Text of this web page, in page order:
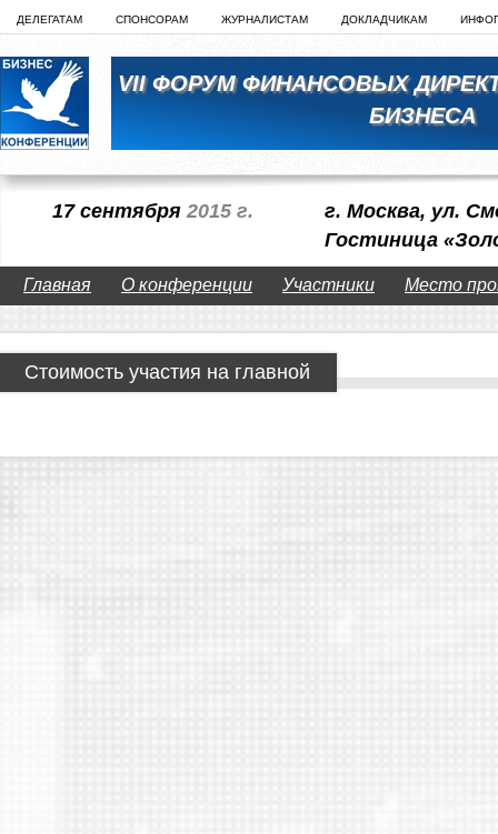
ДЕЛЕГАТАМ СПОНСОРАМ ЖУРНАЛИСТАМ ДОКЛАДЧИКАМ
VII ФОРУМ ФИНАНСОВЫХ
БИЗНЕСА
17 сентября 2015 г.
г. Москва, ул.
Гостиница
Главная О конференции Участники Место
Стоимость участия на главной